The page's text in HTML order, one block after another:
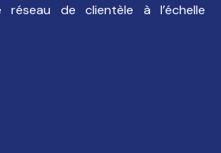
réseau de clientèle à l’échelle